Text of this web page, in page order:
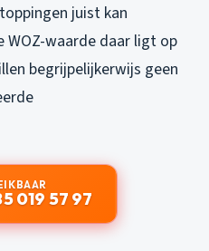
juist kan
WOZ-waarde daar ligt op
begrijpelijkerwijs geen
019 57 97